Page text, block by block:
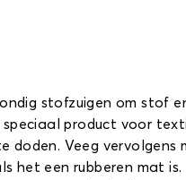
stofzuigen om stof
product voor
doden. Veeg
het een rubberen mat